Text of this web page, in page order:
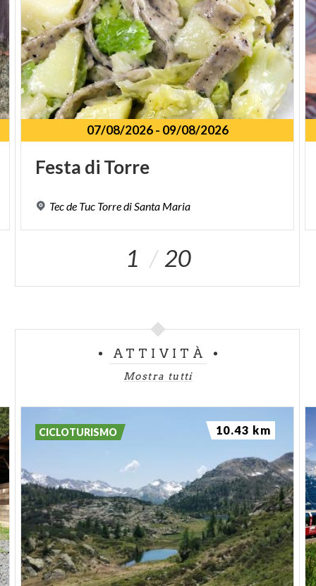
07/08/2026- 09/08/2026
Festa di Torre
Tecde Tuc TorrediSanta Maria
1 20
ATTIVITÀ
Mostra tutti
CICLOTURISMO 10.43 km